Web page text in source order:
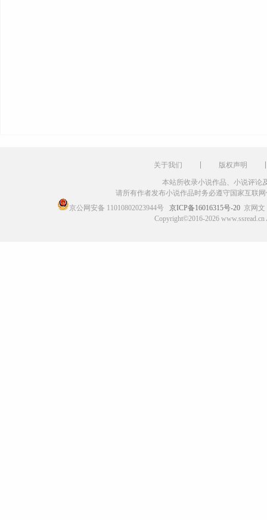
关于我们 版权声明
本站所收录小说作品、小说评论
请所有作者发布小说作品时务必遵守国家互联
京公网安备 11010802023944号
京ICP备16016315号-20 京网文
Copyright©2016-2026